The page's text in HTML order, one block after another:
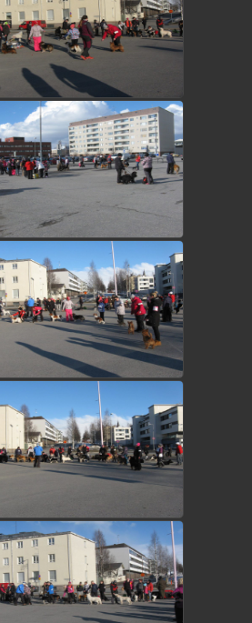
view picture
view picture
view picture
view picture